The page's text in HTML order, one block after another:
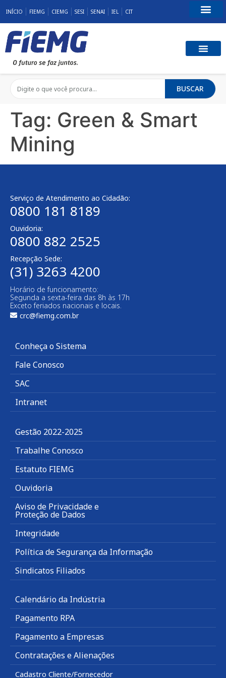
INÍCIO FIEMG CIEMG SESI SENAI IEL CIT
BUSCAR
Tag: Green & Smart
Mining
Serviço de Atendimento ao Cidadão:
0800 181 8189
Ouvidoria:
0800 882 2525
Recepção Sede:
(31) 3263 4200
Horário de funcionamento:
Segunda a sexta-feira das 8h às 17h
Exceto feriados nacionais e locais.
crc@fiemg.com.br
Conheça o Sistema
Fale Conosco
SAC
Intranet
Gestão 2022-2025
Trabalhe Conosco
Estatuto FIEMG
Ouvidoria
Aviso de Privacidade e
Proteção de Dados
Integridade
Política de Segurança da Informação
Sindicatos Filiados
Calendário da Indústria
Pagamento RPA
Pagamento a Empresas
Contratações e Alienações
Cadastro Cliente/Fornecedor